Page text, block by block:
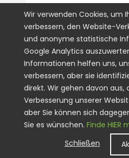
Einmalig
Abo
IN DEN
Wir verwenden Cookies, um
verbessern, den Website-
und anonyme statistische
Google Analytics
Informationen helfen uns,
verbessern, aber sie
direkt. Wir gehen davon aus,
Verbesserung unserer
aber Sie können sich
Sie es wünschen. Finde HIER
Schließen